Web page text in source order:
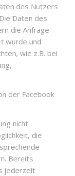
des Nutzers
Daten des
die Anfrage
wurde und
wie z.B. bei
der Facebook
nicht
die
Bereits
jederzeit